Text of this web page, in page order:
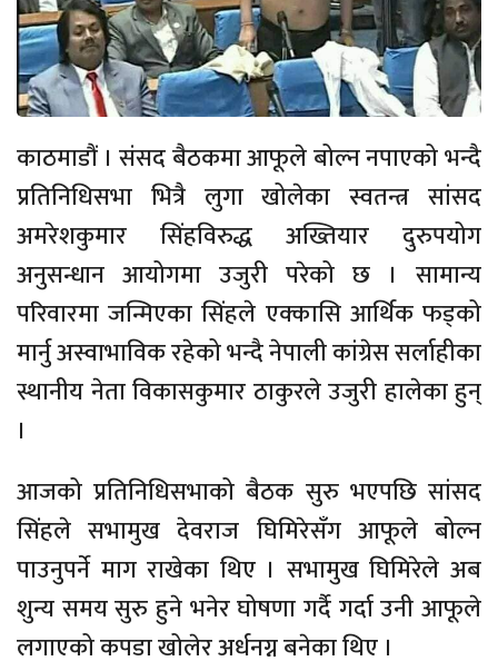
काठमाडौं । संसद बैठकमा आफूले बोल्न नपाएको भन्दै
प्रतिनिधिसभा भित्रै लुगा खोलेका स्वतन्त्र सांसद
अमरेशकुमार सिंहविरुद्ध अख्तियार दुरुपयोग
अनुसन्धान आयोगमा उजुरी परेको छ । सामान्य
परिवारमा जन्मिएका सिंहले एक्कासि आर्थिक फड्को
मार्नु अस्वाभाविक रहेको भन्दै नेपाली कांग्रेस सर्लाहीका
स्थानीय नेता विकासकुमार ठाकुरले उजुरी हालेका हुन्
।
आजको प्रतिनिधिसभाको बैठक सुरु भएपछि सांसद
सिंहले सभामुख देवराज घिमिरेसँग आफूले बोल्न
पाउनुपर्ने माग राखेका थिए । सभामुख घिमिरेले अब
शुन्य समय सुरु हुने भनेर घोषणा गर्दै गर्दा उनी आफूले
लगाएको कपडा खोलेर अर्धनग्न बनेका थिए ।